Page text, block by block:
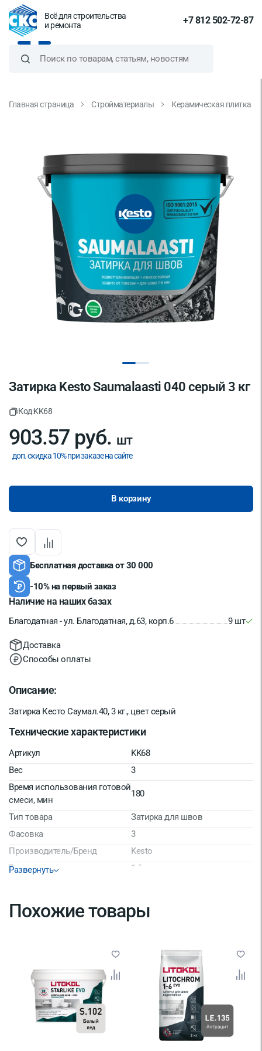
Всё для строительства
и ремонта
+7 812 502-72-87
Главная страница Стройматериалы Керамическая плитка и
Затирка Kesto Saumalaasti 040 серый 3 кг
Код:KK68
903.57 руб. шт
доп. скидка 10% при заказе на сайте
В корзину
Бесплатная доставка от 30 000
-10% на первый заказ
Наличие на наших базах
Благодатная - ул. Благодатная, д.63, корп.6 9 шт
Доставка
Способы оплаты
Описание:
Затирка Кесто Саумал.40, 3 кг., цвет серый
Технические характеристики
Артикул
KK68
Вес
3
Время использования готовой
смеси, мин
180
Тип товара
Затирка для швов
Фасовка
3
Производитель/Бренд
Kesto
Размер шва, мм
1-6
Материал
Цемент
Финляндия
от +18 до -20°C
Развернуть
Похожие товары